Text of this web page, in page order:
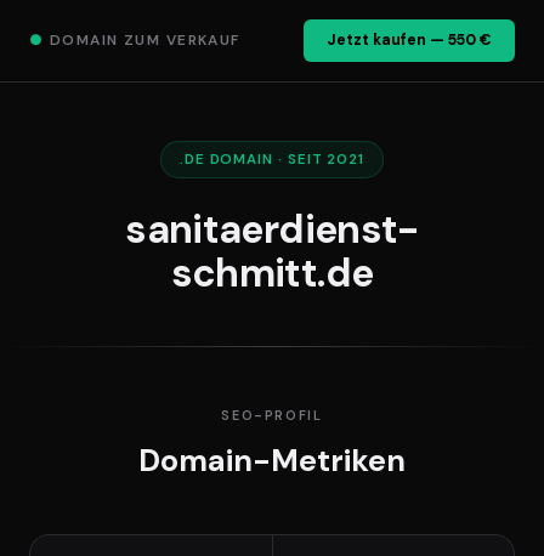
● DOMAIN ZUM VERKAUF Jetzt kaufen — 550 €
.DE DOMAIN · SEIT 2021
sanitaerdienst-
schmitt.de
SEO-PROFIL
Domain-Metriken